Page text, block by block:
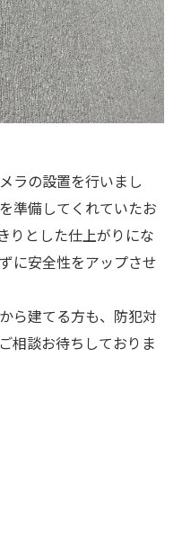
ラの設置を行いまし
準備してくれていたお
りとした仕上がりにな
に安全性をアップさせ
ら建てる方も、防犯対
相談お待ちしておりま